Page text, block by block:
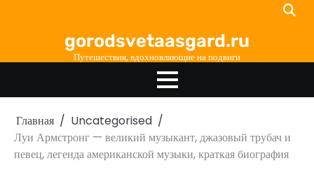
gorodsvetaasgard.ru
Путешествия, вдохновляющие на подвиги
Главная
Uncategorised
Луи Армстронг — великий музыкант, джазовый трубач и
певец, легенда американской музыки, краткая биография